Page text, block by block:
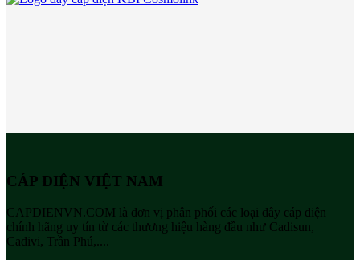
CÁP ĐIỆN VIỆT NAM
CAPDIENVN.COM là đơn vị phân phối các loại dây cáp điện
chính hãng uy tín từ các thương hiệu hàng đầu như Cadisun,
Cadivi, Trần Phú,....